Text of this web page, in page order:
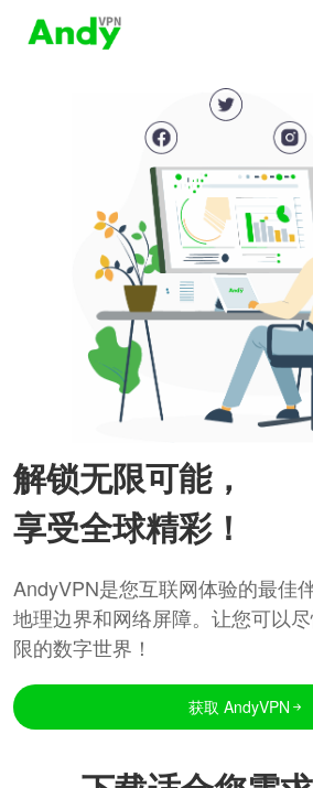
解锁无限可能，
享受全球精彩！
AndyVPN是您互联网体验的最佳
地理边界和网络屏障。让您可以
限的数字世界！
获取 AndyVPN